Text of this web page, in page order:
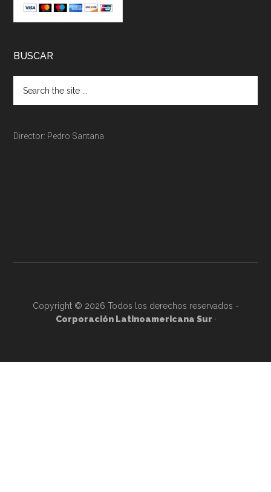
BUSCAR
Director: Pedro Santana
Copyright © 2026 Todos los derechos reservados -
Corporación Latinoamericana Sur ·